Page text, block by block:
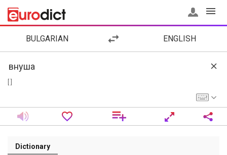
BULGARIAN ENGLISH
Dictionary